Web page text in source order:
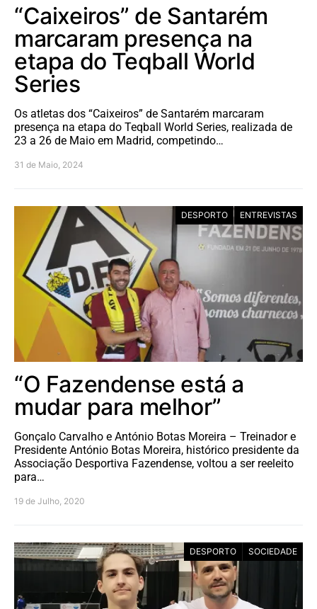
“Caixeiros” de Santarém
marcaram presença na
etapa do Teqball World
Series
Os atletas dos “Caixeiros” de Santarém marcaram
presença na etapa do Teqball World Series, realizada de
23 a 26 de Maio em Madrid, competindo…
31 de Maio, 2024
DESPORTO ENTREVISTAS
“O Fazendense está a
mudar para melhor”
Gonçalo Carvalho e António Botas Moreira – Treinador e
Presidente António Botas Moreira, histórico presidente da
Associação Desportiva Fazendense, voltou a ser reeleito
para…
19 de Julho, 2020
DESPORTO SOCIEDADE